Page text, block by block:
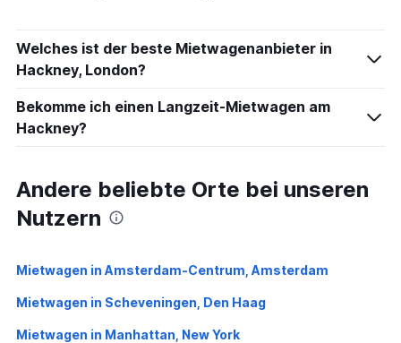
Welches ist der beste Mietwagenanbieter in
Hackney, London?
Bekomme ich einen Langzeit-Mietwagen am
Hackney?
Andere beliebte Orte bei unseren
Nutzern
Mietwagen in Amsterdam-Centrum, Amsterdam
Mietwagen in Scheveningen, Den Haag
Mietwagen in Manhattan, New York